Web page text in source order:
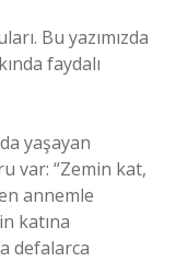
Bu yazımızda
faydalı
yaşayan
var: “Zemin kat,
annemle
katına
defalarca